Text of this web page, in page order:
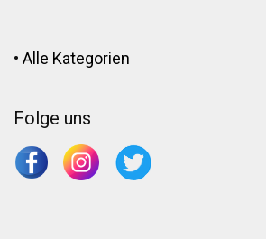
• Alle Kategorien
Folge uns